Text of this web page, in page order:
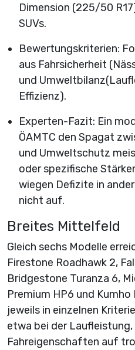
Dimension (225/50
SUVs.
Bewertungskriterien:
aus Fahrsicherheit
und
Effizienz).
Experten-Fazit: Ein
ÖAMTC den Spagat
und Umweltschutz
oder spezifische
wiegen Defizite in
nicht auf.
Breites Mittelfeld
Gleich sechs Modelle
Firestone Roadhawk 2,
Bridgestone Turanza 6,
Premium HP6 und
jeweils in einzelnen
etwa bei der
Fahreigenschaften auf